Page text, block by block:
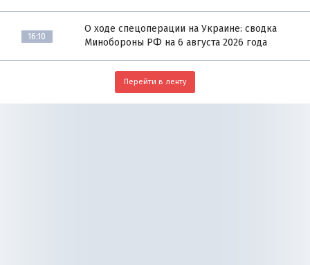
16:10
О ходе спецоперации на Украине: сводка
Минобороны РФ на 6 августа 2026 года
Перейти в ленту